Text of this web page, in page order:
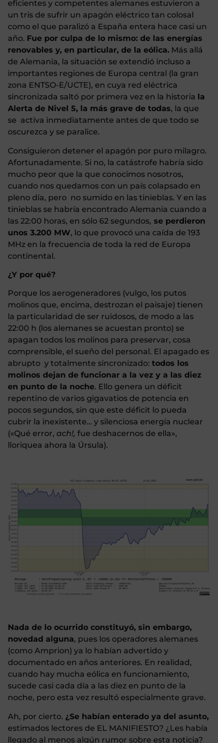
eficientes y competentes alemanes estuvieron a
un tris de sufrir un apagón eléctrico tan colosal
como el que paralizó a España entera hace casi un
año. Fue por culpa de lo mismo: de las energías
renovables y, en particular, de la eólica. Más allá
de Alemania, la situación se extendió incluso a
importantes regiones de Europa central (la gran
zona ENTSO-E/UCTE), en cuya red eléctrica
sincronizada saltó por primera vez en la historia la
Alerta de Nivel 5, la más grave de todas, la que
se activa inmediatamente antes de que todo se
oscurezca y se paralice.
Consiguieron detener el apagón por puro milagro.
Afortunadamente. Si no, la catástrofe habría sido
mucho peor que la que conocimos nosotros,
cuando nos quedamos con un país colapsado en
pleno día, pero no sumido en las tinieblas. Y en las
tinieblas se habría encontrado Alemania cuando a
las 22:00 horas, en sólo 62 segundos, se perdieron
unos 3.200 MW, lo que provocó una caída de 193
MHz en la frecuencia de toda la red de Europa
continental.
¿Y por qué?
Porque los aerogeneradores (vulgo, los putos
molinos que, encima, destrozan el paisaje) tienen
la particularidad de ser ruidosos, de modo a las
22:00 h (los alemanes se acuestan pronto) se
apagan todos los molinos para preservar, cosa
comprensible, el sueño del personal. El apagado es
abrupto y totalmente sincronizado: todos los
molinos dejan de funcionar a la vez y a las diez
en punto de la noche. Ello genera un déficit
repentino de varios gigavatios de potencia en
pocos segundos, sin que este déficit lo pueda
cubrir la inexistente… y silenciosa energía nuclear
(«Qué error, ach!, fue deshacernos de ella»,
lloriquea ahora la Úrsula).
Nada de lo ocurrido constituyó, sin embargo,
novedad alguna, pues los operadores alemanes
(como Amprion) ya lo habían advertido y
documentado en años anteriores. En realidad,
cuando hay mucha eólica en funcionamiento,
sucede casi cada día a las diez en punto de la
noche, pero esta vez resultó especialmente grave.
Ah, por cierto. ¿Se habían enterado ya del asunto,
estimados lectores de EL MANIFIESTO? ¿Les había
llegado al menos algún rumor sobre esta noticia?